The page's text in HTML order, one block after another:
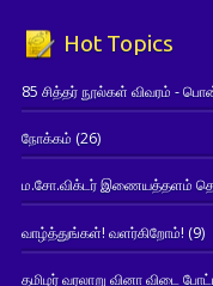
Hot Topics
85 சித்தர் நூல்கள் விவரம் -
நோக்கம் (26)
ம.சோ.விக்டர் இணையத்தளம்
வாழ்த்துங்கள்! வளர்கிறோம்! (9)
தமிழர் வரலாறு வினா விடை